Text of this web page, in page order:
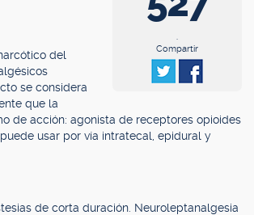
.
Compartir
del
se considera
que la
de acción: agonista de receptores opioides
usar por vía intratecal, epidural y
de corta duración. Neuroleptanalgesia